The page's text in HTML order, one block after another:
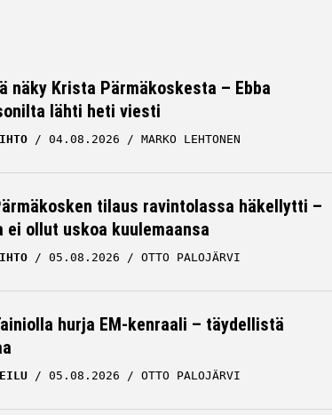
näky Krista Pärmäkoskesta – Ebba
lähti heti viesti
04.08.2026 MARKO LEHTONEN
tilaus ravintolassa häkellytti –
ei ollut uskoa kuulemaansa
05.08.2026 OTTO PALOJÄRVI
hurja EM-kenraali – täydellistä
05.08.2026 OTTO PALOJÄRVI